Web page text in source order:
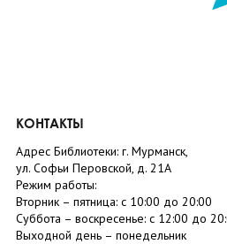
КОНТАКТЫ
Адрес Библиотеки: г. Мурманск,
ул. Софьи Перовской, д. 21А
Режим работы:
Вторник – пятница: с 10:00 до 20:00
Суббота – воскресенье: c 12:00 до
Выходной день – понедельник